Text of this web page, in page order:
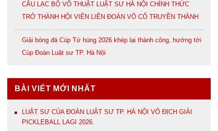
CÂU LẠC BỘ VÕ THUẬT LUẬT SƯ HÀ NỘI CHÍNH THỨC
TRỞ THÀNH HỘI VIÊN LIÊN ĐOÀN VÕ CỔ TRUYỀN THÀNH
PHỐ HÀ NỘI
Giải bóng đá Cúp Tứ hùng 2026 khép lại thành công, hướng tới
Cúp Đoàn Luật sư TP. Hà Nội
BÀI VIẾT MỚI NHẤT
LUẬT SƯ CỦA ĐOÀN LUẬT SƯ TP. HÀ NỘI VÔ ĐỊCH GIẢI
PICKLEBALL LAGI 2026.